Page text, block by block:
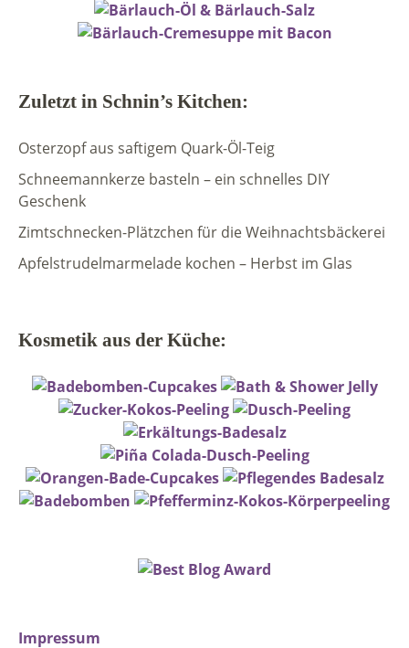
Zuletzt in Schnin’s Kitchen:
Osterzopf aus saftigem Quark-Öl-Teig
Schneemannkerze basteln – ein schnelles DIY
Geschenk
Zimtschnecken-Plätzchen für die Weihnachtsbäckerei
Apfelstrudelmarmelade kochen – Herbst im Glas
Kosmetik aus der Küche:
Impressum